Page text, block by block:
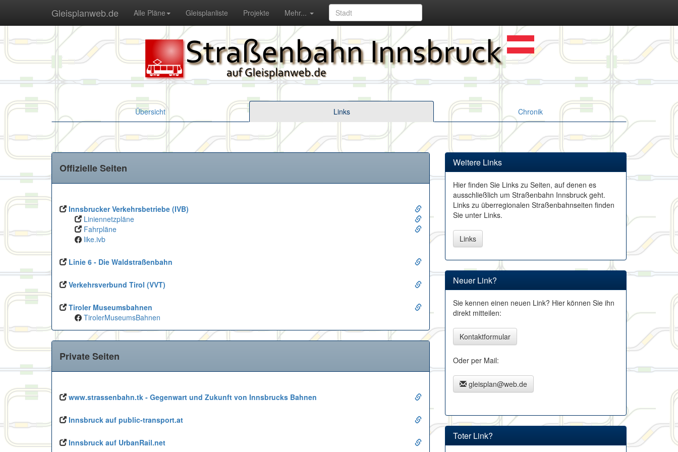
Gleisplanweb.de Alle Pläne Gleisplanliste Projekte Mehr...
Übersicht Links Chronik
Offizielle Seiten
Innsbrucker Verkehrsbetriebe (IVB)
Liniennetzpläne
Fahrpläne
like.ivb
Linie 6 - Die Waldstraßenbahn
Verkehrsverbund Tirol (VVT)
Tiroler Museumsbahnen
TirolerMuseumsBahnen
Private Seiten
www.strassenbahn.tk - Gegenwart und Zukunft von Innsbrucks Bahnen
Innsbruck auf public-transport.at
Innsbruck auf UrbanRail.net
Weitere Links
Hier finden Sie Links zu Seiten, auf denen es
ausschließlich um Straßenbahn Innsbruck geht.
Links zu überregionalen Straßenbahnseiten finden
Sie unter Links.
Links
Neuer Link?
Sie kennen einen neuen Link? Hier können Sie ihn
direkt mitteilen:
Kontaktformular
Oder per Mail:
gleisplan@web.de
Toter Link?